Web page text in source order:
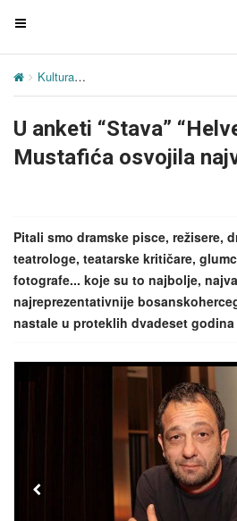
T
g
e
n
g
a
t
i
o
Kultura
U anketi “Stava”
Mustafića osvojila
Pitali smo dramske pisce, režisere,
teatrologe, teatarske kritičare,
fotografe... koje su to najbolje,
najreprezentativnije
nastale u proteklih dvadeset godina